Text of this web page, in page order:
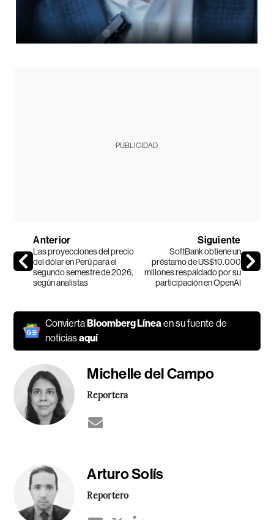
PUBLICIDAD
Anterior
Las proyecciones del precio
del dólar en Perú para el
segundo semestre de 2026,
según analistas
Siguiente
SoftBank obtiene un
préstamo de US$10.000
millones respaldado por su
participación en OpenAI
ConviertaBloomberg Línea en su fuente de
noticiasaquí
Michelle del Campo
Reportera
Arturo Solís
Reportero